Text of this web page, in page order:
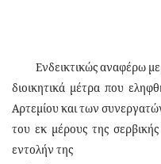
Ενδεικτικώς αναφέρω
διοικητικά μέτρα που
Αρτεμίου και των
του εκ μέρους της
εντολήν της